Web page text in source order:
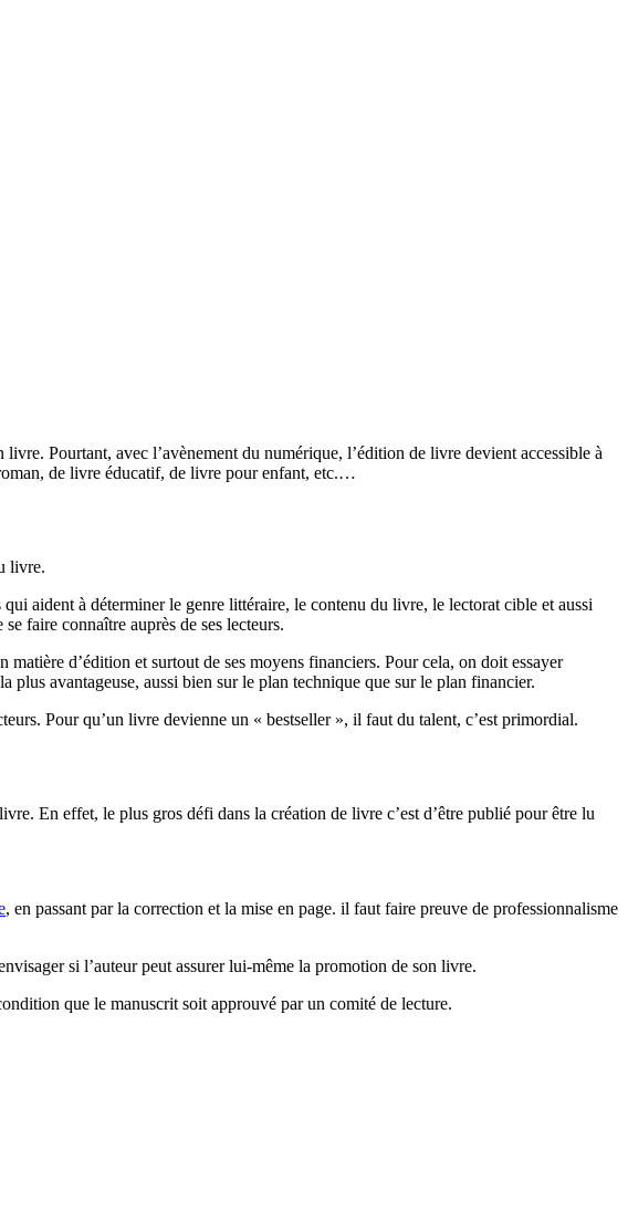
Pourtant, avec l’avènement du numérique, l’édition de livre devient accessible à
de livre éducatif, de livre pour enfant, etc.…
livre.
aident à déterminer le genre littéraire, le contenu du livre, le lectorat cible et aussi
faire connaître auprès de ses lecteurs.
d’édition et surtout de ses moyens financiers. Pour cela, on doit essayer
plus avantageuse, aussi bien sur le plan technique que sur le plan financier.
Pour qu’un livre devienne un « bestseller », il faut du talent, c’est primordial.
En effet, le plus gros défi dans la création de livre c’est d’être publié pour être lu
, en passant par la correction et la mise en page. il faut faire preuve de professionnalisme
si l’auteur peut assurer lui-même la promotion de son livre.
que le manuscrit soit approuvé par un comité de lecture.